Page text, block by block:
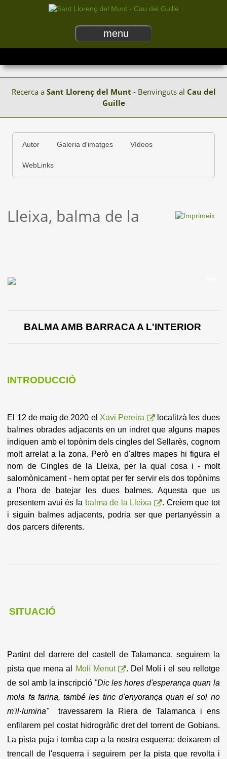
menu
Recerca a Sant Llorenç del Munt - Benvinguts al Cau del
Guille
Autor Galeria d'imatges Vídeos
WebLinks
Lleixa, balma de la
BALMA AMB BARRACA A L'INTERIOR
INTRODUCCIÓ
El 12 de maig de 2020 el Xavi Pereira
localitzà les dues
balmes obrades adjacents en un indret que alguns mapes
indiquen amb el topònim dels cingles del Sellarès, cognom
molt arrelat a la zona. Però en d'altres mapes hi figura el
nom de Cingles de la Lleixa, per la qual cosa i - molt
salomònicament - hem optat per fer servir els dos topònims
a l'hora de batejar les dues balmes. Aquesta que us
presentem avui és la balma de la Lleixa
. Creiem que tot
i siguin balmes adjacents, podria ser que pertanyéssin a
dos parcers diferents.
SITUACIÓ
Partint del darrere del castell de Talamanca, seguirem la
pista que mena al
Molí Menut
. Del Molí i el seu rellotge
de sol amb la inscripció "Dic les hores d'esperança quan la
mola fa farina, també les tinc d'enyorança quan el sol no
m'il·lumina"
travessarem la Riera de Talamanca i ens
enfilarem pel costat hidrogràfic dret del torrent de Gobians.
La pista puja i tomba cap a la nostra esquerra: deixarem el
trencall de l'esquerra i seguirem per la pista que revolta i